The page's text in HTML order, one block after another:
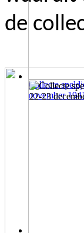
Collecte
november
de